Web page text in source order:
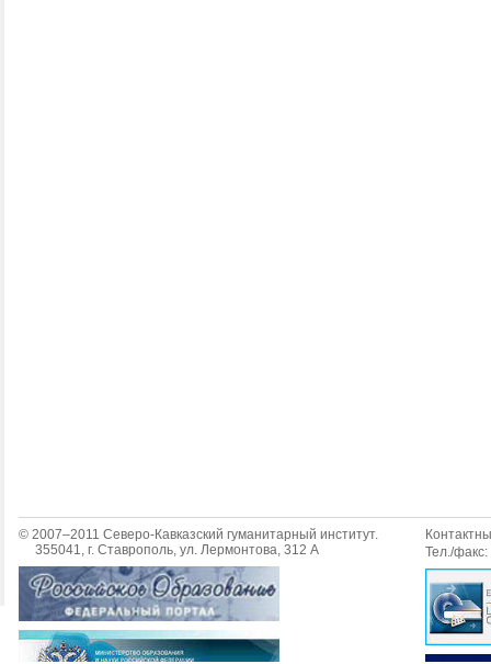
© 2007–2011 Северо-Кавказский гуманитарный институт.
355041, г. Ставрополь, ул. Лермонтова, 312 А
Тел./